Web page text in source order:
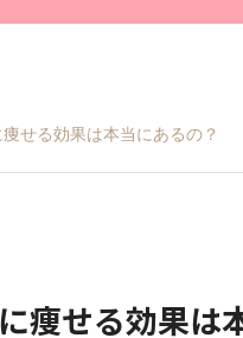
せる効果は本当にあるの？
痩せる効果は